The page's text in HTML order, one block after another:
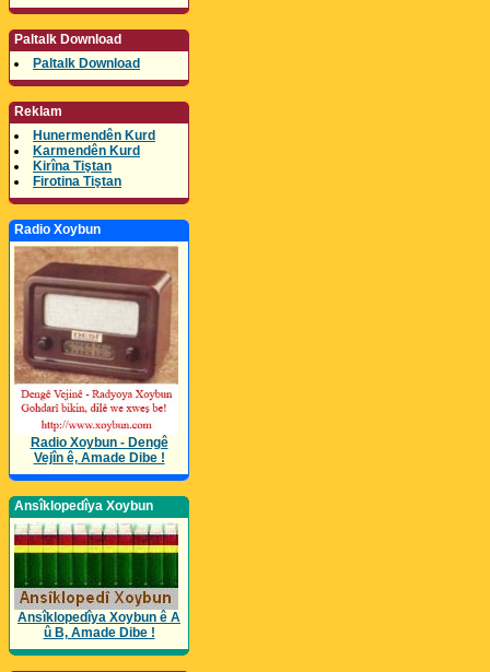
Paltalk Download
Paltalk Download
Reklam
Hunermendên Kurd
Karmendên Kurd
Kirîna Tiştan
Firotina Tiştan
Radio Xoybun
Radio Xoybun - Dengê
Vejîn ê, Amade Dibe !
Ansîklopedîya Xoybun
Ansîklopedîya Xoybun ê A
û B, Amade Dibe !